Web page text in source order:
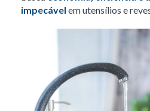
impecável em utensílios e